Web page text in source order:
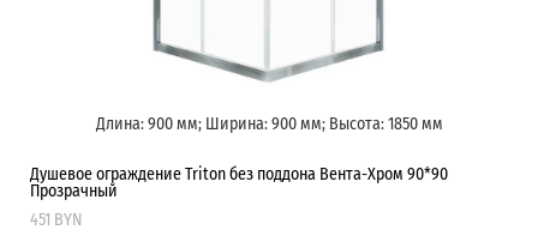
Длина: 900 мм; Ширина: 900 мм; Высота: 1850 мм
Душевое ограждение Triton без поддона Вента-Хром 90*90
Прозрачный
451 BYN